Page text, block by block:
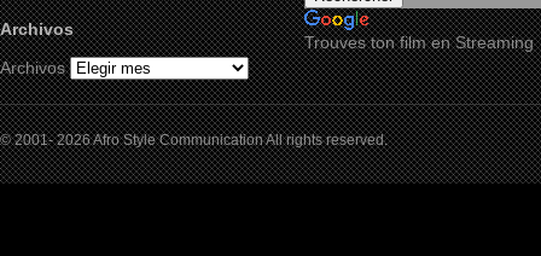
Archivos
Archivos
Trouves ton film en Streaming
© 2001- 2026 Afro Style Communication All rights reserved.